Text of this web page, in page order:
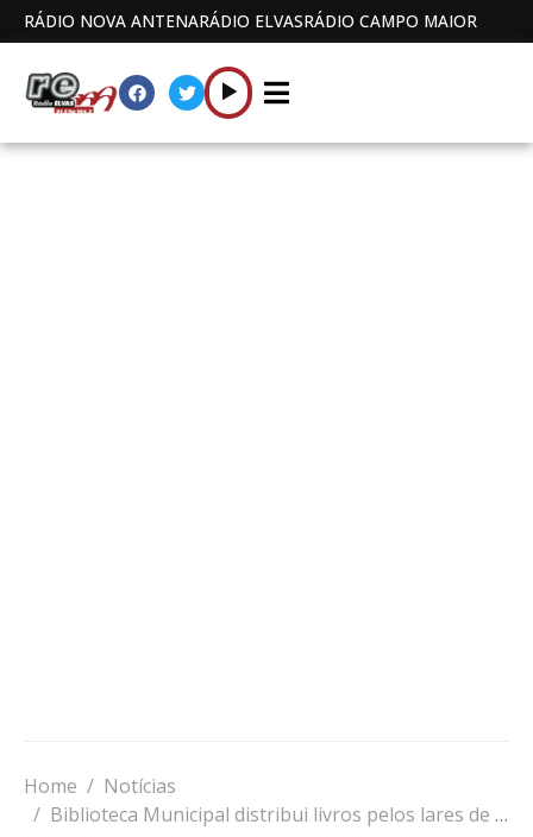
RÁDIO NOVA ANTENARÁDIO ELVASRÁDIO CAMPO MAIOR
Home
Notícias
Biblioteca Municipal distribui livros pelos lares de idosos de Elvas